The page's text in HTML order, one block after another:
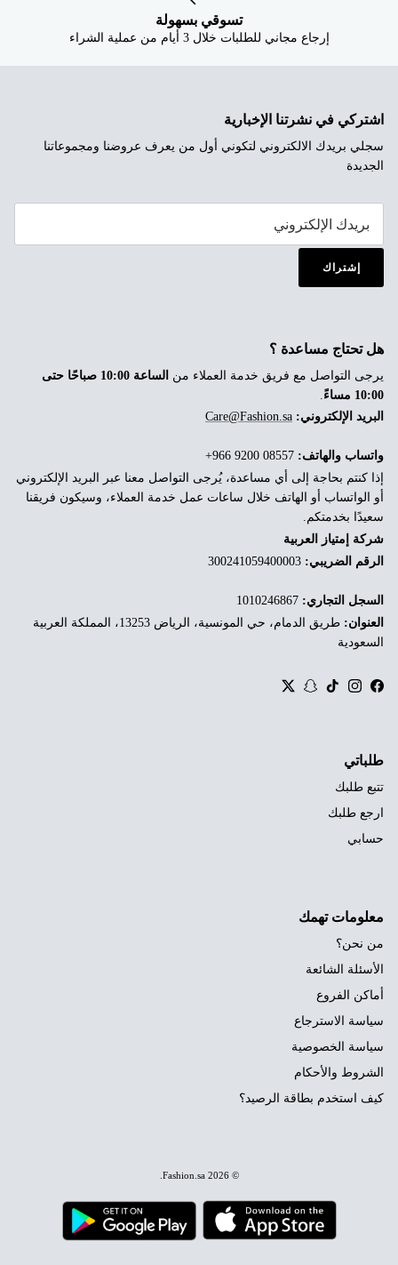
تسوقي بسهولة
إرجاع مجاني للطلبات خلال 3 أيام من عملية الشراء
اشتركي في نشرتنا الإخبارية
سجلي بريدك الالكتروني لتكوني أول من يعرف عروضنا ومجموعاتنا
الجديدة
إشتراك
هل تحتاج مساعدة ؟
يرجى التواصل مع فريق خدمة العملاء من
الساعة 10:00 صباحًا حتى
10:00 مساءً
البريد الإلكتروني: Care@Fashion.sa
واتساب والهاتف:
إذا كنتم بحاجة إلى أي مساعدة، يُرجى التواصل معنا عبر البريد الإلكتروني
أو الواتساب أو الهاتف خلال ساعات عمل خدمة العملاء، وسيكون فريقنا
سعيدًا بخدمتكم.
شركة إمتياز العربية
الرقم الضريبي:
السجل التجاري:
العنوان:
طريق الدمام، حي المونسية، الرياض 13253، المملكة العربية
السعودية
Facebook
Instagram
TikTok
Snapchat
Twitter
طلباتي
تتبع طلبك
ارجع طلبك
حسابي
معلومات تهمك
من نحن؟
الأسئلة الشائعة
أماكن الفروع
سياسة الاسترجاع
سياسة الخصوصية
الشروط والأحكام
كيف استخدم بطاقة الرصيد؟
© 2026
Fashion.sa